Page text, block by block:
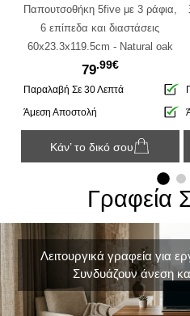
Παπουτσοθήκη 5five με 3 ράφια,
6 επίπεδα και διαστάσεις
60x23.3x119.5cm - Natural oak
79.99€
Παραλαβή Σε 30 Λεπτά
Άμεση Αποστολή
Κάν’ το δικό σου
Γραφεία
Λειτουργικά γραφεία για
Συνδυάζουν άνεση